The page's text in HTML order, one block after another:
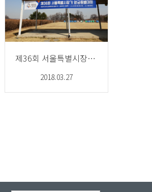
제36회 서울특별시장기 양궁종별대회
2018.03.27